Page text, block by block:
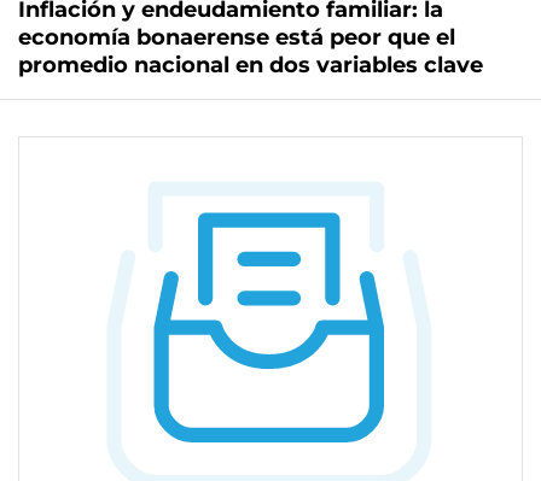
Inflación y endeudamiento familiar: la
economía bonaerense está peor que el
promedio nacional en dos variables clave